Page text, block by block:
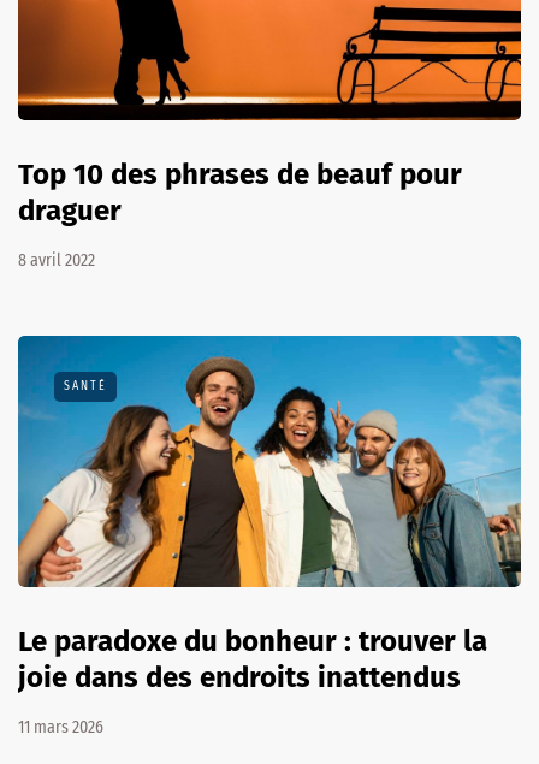
Top 10 des phrases de beauf pour
draguer
8 avril 2022
SANTÉ
Le paradoxe du bonheur : trouver la
joie dans des endroits inattendus
11 mars 2026